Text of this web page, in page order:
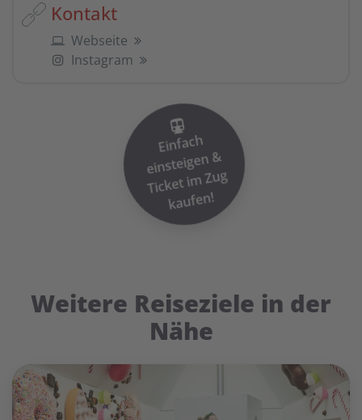
Kontakt
Webseite
Instagram
Einfach
einsteigen
&
Ticket i
m Zug
kaufen!
Weitere Reiseziele in der
Nähe